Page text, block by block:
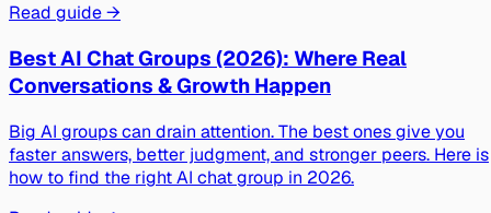
Read guide →
Best AI Chat Groups (2026): Where Real
Conversations & Growth Happen
Big AI groups can drain attention. The best ones give you
faster answers, better judgment, and stronger peers. Here is
how to find the right AI chat group in 2026.